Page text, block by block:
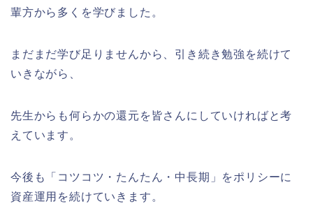
輩方から多くを学びました。
まだまだ学び足りませんから、引き続き勉強を続けて
いきながら、
先生からも何らかの還元を皆さんにしていければと考
えています。
今後も「コツコツ・たんたん・中長期」をポリシーに
資産運用を続けていきます。